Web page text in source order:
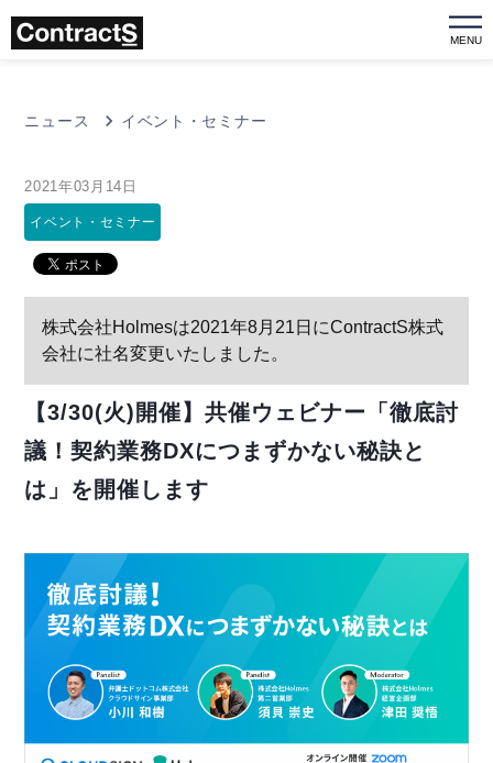
MENU
ニュース イベント・セミナー
2021年03月14日
イベント・セミナー
株式会社Holmesは2021年8月21日にContractS株式
会社に社名変更いたしました。
【3/30(火)開催】共催ウェビナー「徹底討
議！契約業務DXにつまずかない秘訣と
は」を開催します